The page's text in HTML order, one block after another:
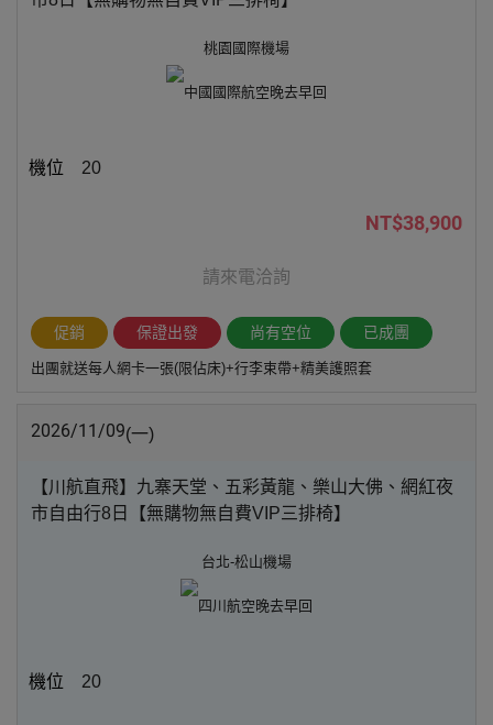
桃園國際機場
中國國際航空 晚去早回
20
NT$38,900
請來電洽詢
促銷 保證出發 尚有空位 已成團
出團就送每人網卡一張(限佔床)+行李束帶+精美護照套
2026/11/09(一)
【川航直飛】九寨天堂、五彩黃龍、樂山大佛、網紅夜
市自由行8日【無購物無自費VIP三排椅】
台北-松山機場
四川航空 晚去早回
20